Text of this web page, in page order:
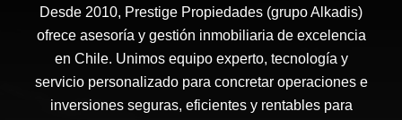
Desde 2010, Prestige Propiedades (grupo Alkadis)
ofrece asesoría y gestión inmobiliaria de excelencia
en Chile. Unimos equipo experto, tecnología y
servicio personalizado para concretar operaciones e
inversiones seguras, eficientes y rentables para